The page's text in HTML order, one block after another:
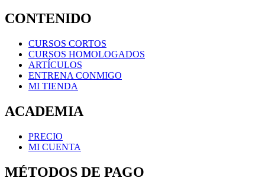
CONTENIDO
CURSOS CORTOS
CURSOS HOMOLOGADOS
ARTÍCULOS
ENTRENA CONMIGO
MI TIENDA
ACADEMIA
PRECIO
MI CUENTA
MÉTODOS DE PAGO